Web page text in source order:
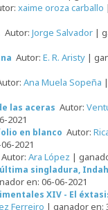
xaime oroza carballo
Autor: Jorge Salvador |
Autor: E. R. Aristy |
Ana Muela Sopeña
las aceras Autor:
2021
en blanco Autor:
2021
Autor: Ara López |
singladura, Indah
en: 06-06-2021
XIV - El
Ferreiro | ganador en: